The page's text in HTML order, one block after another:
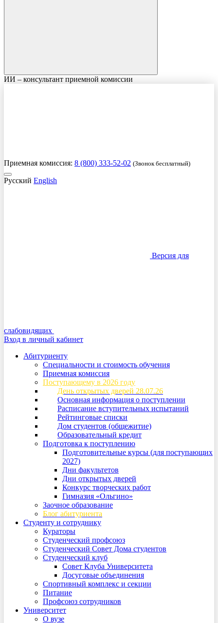
ИИ – консультант приемной комиссии
Приемная комиссия: 8 (800) 333-52-02 (Звонок бесплатный)
Русский English
Версия для
слабовидящих
Вход в личный кабинет
Абитуриенту
Специальности и стоимость обучения
Приемная комиссия
Поступающему в 2026 году
День открытых дверей 28.07.26
Основная информация о поступлении
Расписание вступительных испытаний
Рейтинговые списки
Дом студентов (общежитие)
Образовательный кредит
Подготовка к поступлению
Подготовительные курсы (для поступающих
2027)
Дни факультетов
Дни открытых дверей
Конкурс творческих работ
Гимназия «Ольгино»
Заочное образование
Блог абитуриента
Студенту и сотруднику
Кураторы
Студенческий профсоюз
Студенческий Совет Дома студентов
Студенческий клуб
Совет Клуба Университета
Досуговые объединения
Спортивный комплекс и секции
Питание
Профсоюз сотрудников
Университет
О вузе